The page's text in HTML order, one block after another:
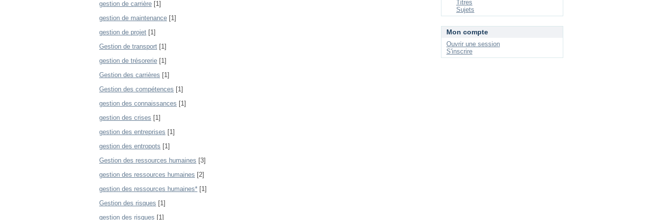
gestion de carrière [1]
gestion de maintenance [1]
gestion de projet [1]
Gestion de transport [1]
gestion de trésorerie [1]
Gestion des carrières [1]
Gestion des compétences [1]
gestion des connaissances [1]
gestion des crises [1]
gestion des entreprises [1]
gestion des entropots [1]
Gestion des ressources humaines [3]
gestion des ressources humaines [2]
gestion des ressources humaines* [1]
Gestion des risques [1]
gestion des risques [1]
Titres
Sujets
Mon compte
Ouvrir une session
S'inscrire